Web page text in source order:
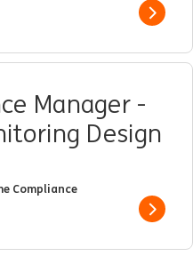
Show
Manager -
Design
Compliance
Show